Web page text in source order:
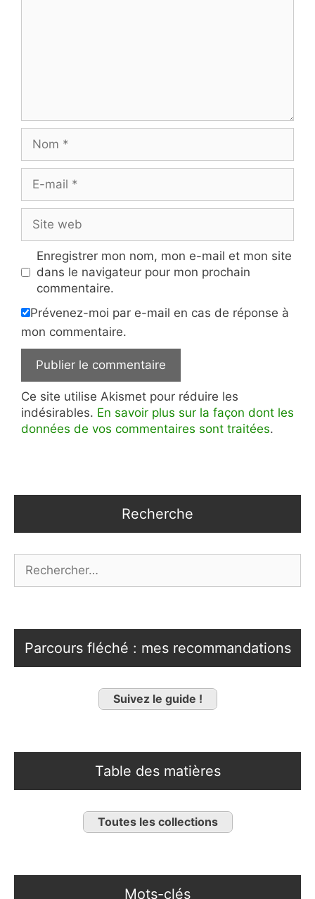
mail
web
Enregistrer mon nom, mon e-mail et mon site
dans le navigateur pour mon prochain
commentaire.
Prévenez-moi par e-mail en cas de réponse à
mon commentaire.
Ce site utilise Akismet pour réduire les
indésirables. En savoir plus sur la façon dont les
données de vos commentaires sont traitées.
Recherche
Parcours fléché : mes recommandations
Suivez le guide !
Table des matières
Toutes les collections
Mots-clés